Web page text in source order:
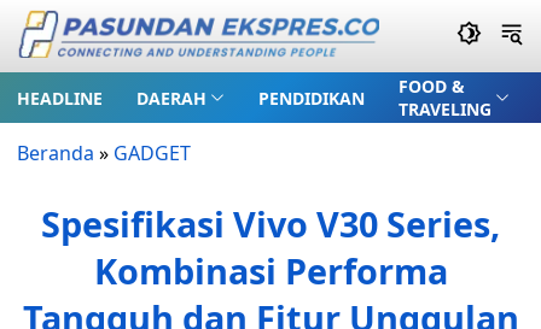
HEADLINE DAERAH PENDIDIKAN
FOOD &
TRAVELING
Beranda » GADGET
Spesifikasi Vivo V30 Series,
Kombinasi Performa
Tangguh dan Fitur Unggulan